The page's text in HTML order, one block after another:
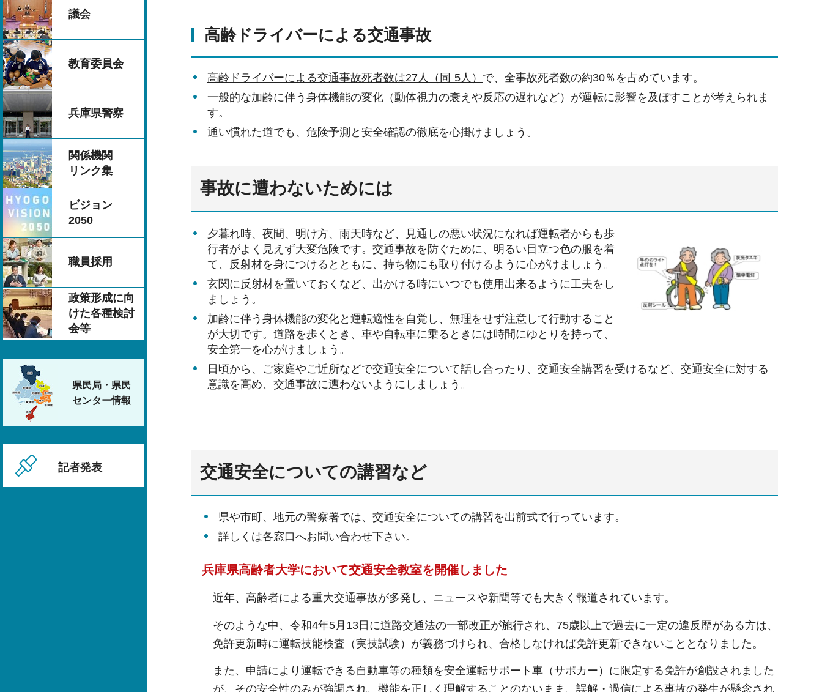
議会
教育委員会
兵庫県警察
関係機関
リンク集
ビジョン
2050
職員採用
政策形成に向
けた各種検討
会等
県民局・県民
センター情報
記者発表
高齢ドライバーによる交通事故
高齢ドライバーによる交通事故死者数は27人（同₋5人） で、全事故死者数の約30％を占めています。
一般的な加齢に伴う身体機能の変化（動体視力の衰えや反応の遅れなど）が運転に影響を及ぼすことが考えられま
す。
通い慣れた道でも、危険予測と安全確認の徹底を心掛けましょう。
事故に遭わないためには
夕暮れ時、夜間、明け方、雨天時など、見通しの悪い状況になれば運転者からも歩
行者がよく見えず大変危険です。交通事故を防ぐために、明るい目立つ色の服を着
て、反射材を身につけるとともに、持ち物にも取り付けるように心がけましょう。
玄関に反射材を置いておくなど、出かける時にいつでも使用出来るように工夫をし
ましょう。
加齢に伴う身体機能の変化と運転適性を自覚し、無理をせず注意して行動すること
が大切です。道路を歩くとき、車や自転車に乗るときには時間にゆとりを持って、
安全第一を心がけましょう。
日頃から、ご家庭やご近所などで交通安全について話し合ったり、交通安全講習を受けるなど、交通安全に対する
意識を高め、交通事故に遭わないようにしましょう。
交通安全についての講習など
県や市町、地元の警察署では、交通安全についての講習を出前式で行っています。
詳しくは各窓口へお問い合わせ下さい。
兵庫県高齢者大学において交通安全教室を開催しました
近年、高齢者による重大交通事故が多発し、ニュースや新聞等でも大きく報道されています。
そのような中、令和4年5月13日に道路交通法の一部改正が施行され、75歳以上で過去に一定の違反歴がある方は、
免許更新時に運転技能検査（実技試験）が義務づけられ、合格しなければ免許更新できないこととなりました。
また、申請により運転できる自動車等の種類を安全運転サポート車（サポカー）に限定する免許が創設されました
が、その安全性のみが強調され、機能を正しく理解することのないまま、誤解・過信による事故の発生が懸念され